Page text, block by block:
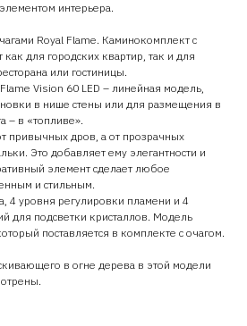
интерьера.
Royal Flame. Каминокомплект с
для городских квартир, так и для
или гостиницы.
Vision 60 LED – линейная модель,
в нише стены или для размещения в
– в «топливе».
привычных дров, а от прозрачных
Это добавляет ему элегантности и
элемент сделает любое
и стильным.
4 уровня регулировки пламени и 4
для подсветки кристаллов. Модель
поставляется в комплекте с очагом.
в огне дерева в этой модели